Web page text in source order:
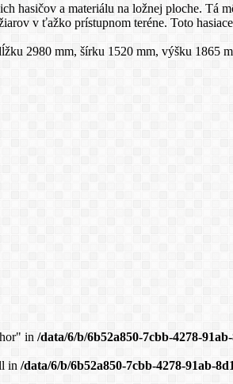
hasičov a materiálu na ložnej ploche.
v ťažko prístupnom teréne. Toto
2980 mm, šírku 1520 mm, výšku 1865
in /data/6/b/6b52a850-7cbb-4278-
in /data/6/b/6b52a850-7cbb-4278-91ab-